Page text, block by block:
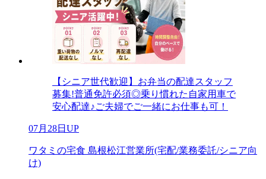
【シニア世代歓迎】お弁当の配達スタッフ
募集!普通免許必須◎乗り慣れた自家用車で
安心配達♪ご夫婦でご一緒にお仕事も可！
07月28日UP
ワタミの宅食 島根松江営業所(宅配/業務委託/シニア向
け)